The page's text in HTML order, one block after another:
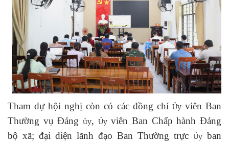
Tham dự hội nghị còn có các đồng chí Ủyviên Ban
Thường vụ Đảng ủy, Ủyviên Ban Chấp hành Đảng
bộ xã; đại diện lãnh đạo Ban Thường trực Ủy ban